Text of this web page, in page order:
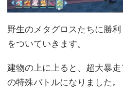
野生のメタグロスたちに勝
をついていきます。
建物の上に上ると、超大暴
の特殊バトルになりました。